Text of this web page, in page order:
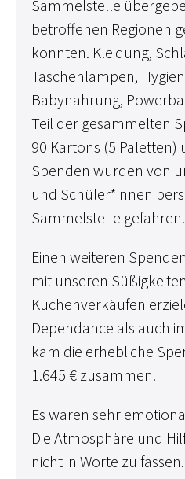
Sammelstelle
betroffenen Regionen
konnten. Kleidung,
Taschenlampen,
Babynahrung,
Teil der gesammelten
90 Kartons (5 Paletten)
Spenden wurden von
und Schüler*innen
Sammelstelle gefahren.
Einen weiteren
mit unseren
Kuchenverkäufen
Dependance als auch
kam die erhebliche
1.645 € zusammen.
Es waren sehr
Die Atmosphäre und
nicht in Worte zu